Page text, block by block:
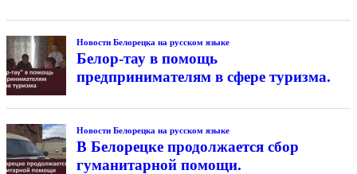
Новости Белорецка на русском языке
Белор-тау в помощь
предпринимателям в сфере туризма.
Новости Белорецка на русском языке
В Белорецке продолжается сбор
гуманитарной помощи.